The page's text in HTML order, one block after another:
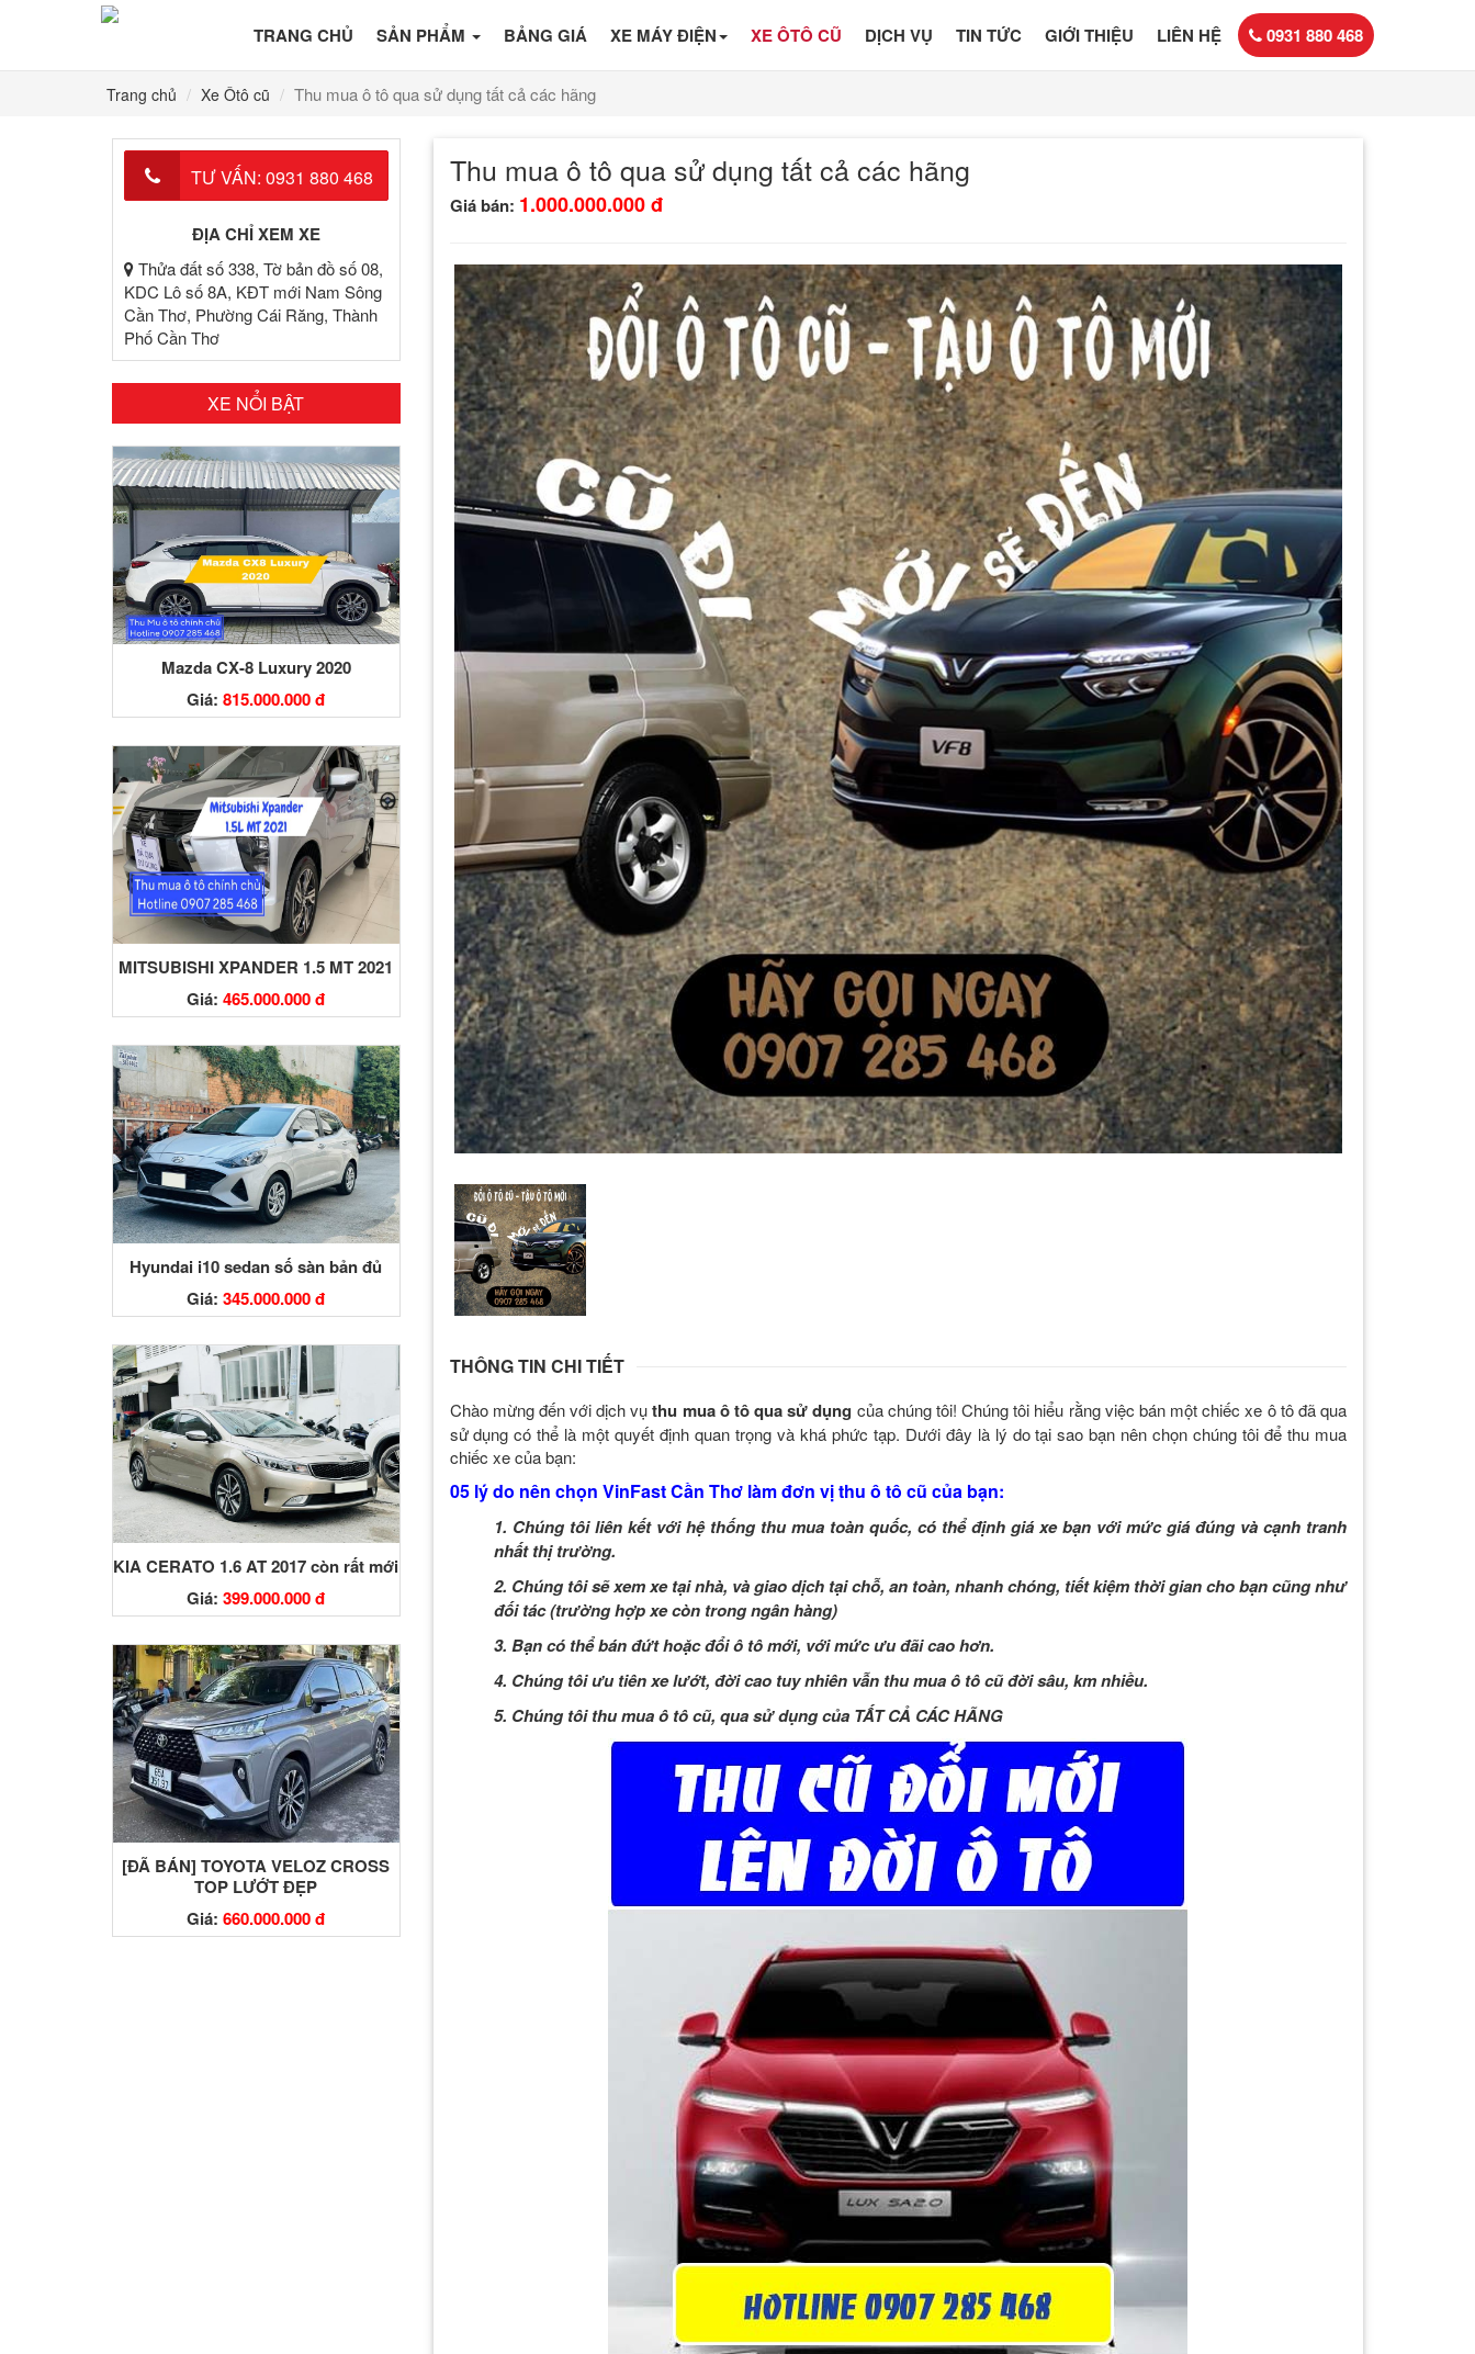
TRANG CHỦ SẢN PHẨM BẢNG GIÁ XE MÁY ĐIỆN XE ÔTÔ CŨ DỊCH VỤ TIN TỨC GIỚI THIỆU LIÊN HỆ 0931 880 468
Trang chủ Xe Ôtô cũ Thu mua ô tô qua sử dụng tất cả các hãng
Thu mua ô tô qua sử dụng tất cả các hãng
Giá bán: 1.000.000.000 đ
THÔNG TIN CHI TIẾT
Chào mừng đến với dịch vụthu mua ô tô qua sử dụng của chúng tôi! Chúng tôi hiểu rằng việc bán một chiếc xe ô tô đã qua
sử dụng có thể là một quyết định quan trọng và khá phức tạp. Dưới đây là lý do tại sao bạn nên chọn chúng tôi để thu mua
chiếc xe của bạn:
05 lý do nên chọn VinFast Cần Thơ làm đơn vị thu ô tô cũ của bạn:
1. Chúng tôi liên kết với hệ thống thu mua toàn quốc, có thể định giá xe bạn với mức giá đúng và cạnh tranh
nhất thị trường.
2. Chúng tôi sẽ xem xe tại nhà, và giao dịch tại chỗ, an toàn, nhanh chóng, tiết kiệm thời gian cho bạn cũng như
đối tác (trường hợp xe còn trong ngân hàng)
3. Bạn có thể bán đứt hoặc đổi ô tô mới, với mức ưu đãi cao hơn.
4. Chúng tôi ưu tiên xe lướt, đời cao tuy nhiên vẫn thu mua ô tô cũ đời sâu, km nhiều.
5. Chúng tôi thu mua ô tô cũ, qua sử dụng của TẤT CẢ CÁC HÃNG
TƯ VẤN: 0931 880 468
ĐỊA CHỈ XEM XE
Thửa đất số 338, Tờ bản đồ số 08,
KDC Lô số 8A, KĐT mới Nam Sông
Cần Thơ, Phường Cái Răng, Thành
Phố Cần Thơ
XE NỔI BẬT
Mazda CX-8 Luxury 2020
Giá: 815.000.000 đ
MITSUBISHI XPANDER 1.5 MT 2021
Giá: 465.000.000 đ
Hyundai i10 sedan số sàn bản đủ
Giá: 345.000.000 đ
KIA CERATO 1.6 AT 2017 còn rất mới
Giá: 399.000.000 đ
[ĐÃ BÁN] TOYOTA VELOZ CROSS
TOP LƯỚT ĐẸP
Giá: 660.000.000 đ